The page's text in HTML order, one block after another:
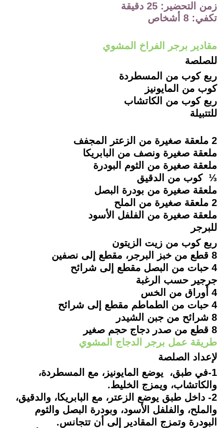
زمن التحضير: 25 دقيقة
تكفي: 8 أشخاص
مقادير برجر الفراخ المشوي
للصلصة
ربع كوب من المسطردة
كوب من المايونيز
ربع كوب من الكاتشاب
للتتبيلة
2 ملعقة صغيرة من الزعتر المجفف
ملعقة صغيرة ونصف من البابريكا
ملعقة صغيرة من الثوم البودرة
⅓ كوب من الدقيق
ملعقة صغيرة من بودرة البصل
2 ملعقة صغيرة من الملح
ملعقة صغيرة من الفلفل الأسود
للبرجر
ربع كوب من زيت الزيتون
8 قطع من خبز البرجر، مقطع إلى نصفين
4 حبات من البصل مقطع إلى شرائح
جرجير حسب الرغبة
4 أوراق من الخس
4 حبات من الطماطم مقطع إلى شرائح
8 شرائح من جبن الشيدر
8 قطع من صدر دجاج حجم صغير
طريقة عمل برجر الدجاج المشوي
لإعداد الصلصة
1-في طبق، يوضع المايونيز، مع المسطردة،
والكاتشاب، ويمزج الخليط.
2- داخل طبق يوضع الزعتر، مع البابريكا، والدقيق،
والملح، والفلفل الأسود، وبودرة البصل والثوم
البودرة وتمزج المقادير إلى أن تتجانس.